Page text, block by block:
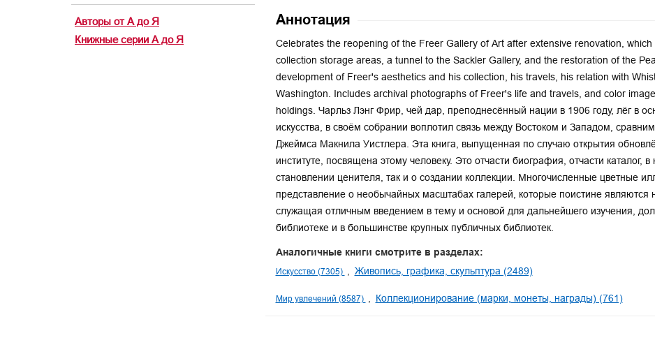
Авторы от А до Я
Книжные серии А до Я
Аннотация
Celebrates the reopening of the Freer Gallery of Art after extensive renovation,
collection storage areas, a tunnel to the Sackler Gallery, and the restoration of the
development of Freer's aesthetics and his collection, his travels, his relation with
Washington. Includes archival photographs of Freer's life and travels, and color
holdings. Чарльз Лэнг Фрир, чей дар, преподнесённый нации в 1906 году, лёг в
искусства, в своём собрании воплотил связь между Востоком и Западом,
Джеймса Макнила Уистлера. Эта книга, выпущенная по случаю открытия
институте, посвящена этому человеку. Это отчасти биография, отчасти каталог,
становлении ценителя, так и о создании коллекции. Многочисленные цветные
представление о необычайных масштабах галерей, которые поистине являются
служащая отличным введением в тему и основой для дальнейшего изучения,
библиотеке и в большинстве крупных публичных библиотек.
Аналогичные книги смотрите в разделах:
Искусство (7305) Живопись, графика, скульптура (2489)
Мир увлечений (8587) Коллекционирование (марки, монеты, награды) (761)